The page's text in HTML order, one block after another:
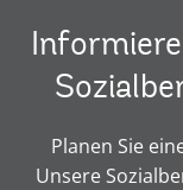
Planen Sie
Unsere